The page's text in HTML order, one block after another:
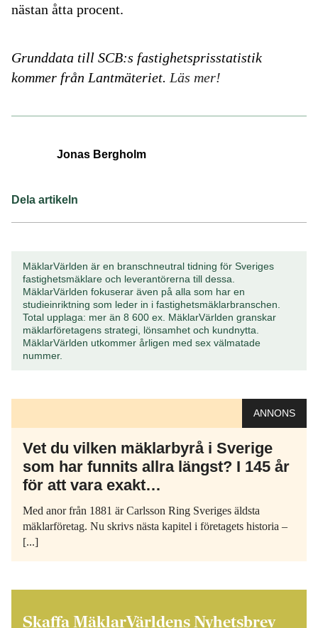
nästan åtta procent.
Grunddata till SCB:s fastighetsprisstatistik
kommer från Lantmäteriet. Läs mer!
Jonas Bergholm
Dela artikeln
MäklarVärlden är en branschneutral tidning för Sveriges
fastighetsmäklare och leverantörerna till dessa.
MäklarVärlden fokuserar även på alla som har en
studieinriktning som leder in i fastighetsmäklarbranschen.
Total upplaga: mer än 8 600 ex. MäklarVärlden granskar
mäklarföretagens strategi, lönsamhet och kundnytta.
MäklarVärlden utkommer årligen med sex välmatade
nummer.
ANNONS
Vet du vilken mäklarbyrå i Sverige
som har funnits allra längst? I 145 år
för att vara exakt…
Med anor från 1881 är Carlsson Ring Sveriges äldsta
mäklarföretag. Nu skrivs nästa kapitel i företagets historia –
[...]
Skaffa MäklarVärldens Nyhetsbrev